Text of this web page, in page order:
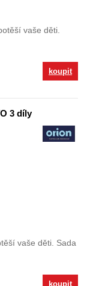
vaše děti.
koupit
3 díly
vaše děti. Sada
koupit